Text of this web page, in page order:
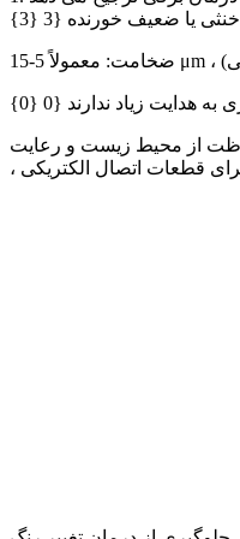
یا ضعیف خورنده {3 {3}
زیاد ندارند {0 {0}